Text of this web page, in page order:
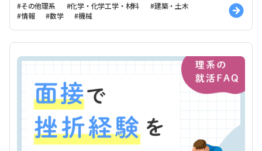
#その他理系 #化学・化学工学・材料
#建築・土木
#情報
#数学 #機械